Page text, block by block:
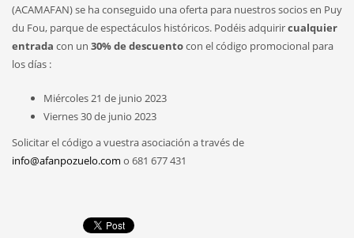
(ACAMAFAN) se ha conseguido una oferta para nuestros socios en Puy
du Fou, parque de espectáculos históricos. Podéis adquirircualquier
entrada con un 30% de descuentocon el código promocional para
los días :
Miércoles 21 de junio 2023
Viernes 30 de junio 2023
Solicitar el código a vuestra asociación a través de
info@afanpozuelo.com o 681 677 431